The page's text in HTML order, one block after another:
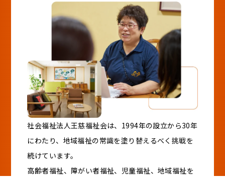
社会福祉法人王慈福祉会は、1994年の設立から30年
にわたり、地域福祉の常識を塗り替えるべく挑戦を
続けています。
高齢者福祉、障がい者福祉、児童福祉、地域福祉を